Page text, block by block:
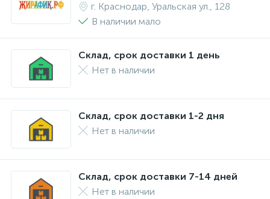
г. Краснодар, Уральская ул., 128
В наличии мало
Склад, срок доставки 1 день
Нет в наличии
Склад, срок доставки 1-2 дня
Нет в наличии
Склад, срок доставки 7-14 дней
Нет в наличии